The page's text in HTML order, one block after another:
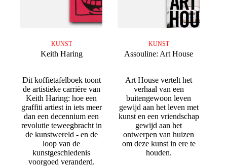
KUNST
Keith Haring
Dit koffietafelboek toont
de artistieke carrière van
Keith Haring: hoe een
graffiti artiest in iets meer
dan een decennium een
revolutie teweegbracht in
de kunstwereld - en de
loop van de
kunstgeschiedenis
voorgoed veranderd.
KUNST
Assouline: Art House
Art House vertelt het
verhaal van een
buitengewoon leven
gewijd aan het leven met
kunst en een vriendschap
gewijd aan het
ontwerpen van huizen
om deze kunst in ere te
houden.